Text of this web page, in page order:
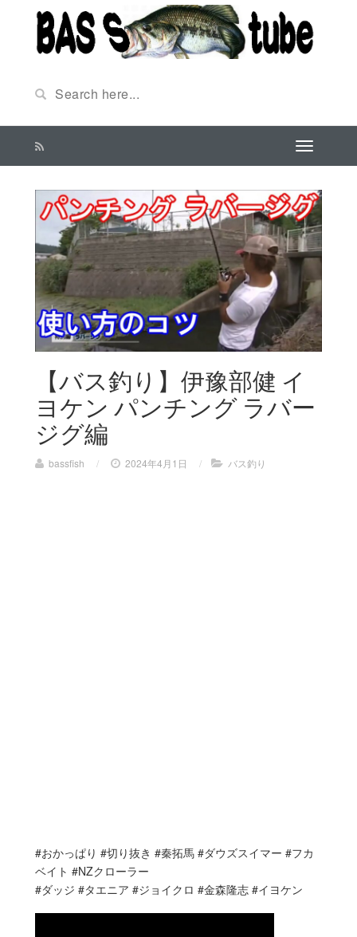
【バス釣り】伊豫部健 イ
ヨケン パンチング ラバー
ジグ編
bassfish / 2024年4月1日 / バス釣り
#おかっぱり #切り抜き #秦拓馬 #ダウズスイマー #フカ
ベイト #NZクローラー
#ダッジ #タエニア #ジョイクロ #金森隆志 #イヨケン